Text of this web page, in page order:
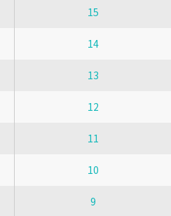
15
14
13
12
11
10
9